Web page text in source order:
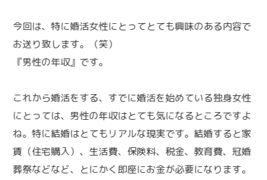
今回は、特に婚活女性にとってとても興味のある内容で
お送り致します。（笑）
『男性の年収』です。
これから婚活をする、すでに婚活を始めている独身女性
にとっては、男性の年収はとても気になるところですよ
ね。特に結婚はとてもリアルな現実です。結婚すると家
賃（住宅購入）、生活費、保険料、税金、教育費、冠婚
葬祭などなど、とにかく即座にお金が必要になります。